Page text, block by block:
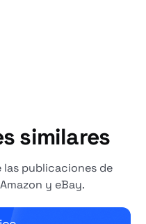
similares
las publicaciones de
y eBay.